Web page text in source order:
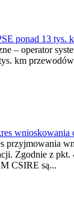
ponad 13
– operator
km
przyjmowania
Zgodnie z pkt.
CSIRE są...